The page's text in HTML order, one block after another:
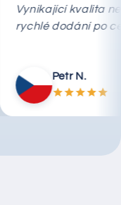
Vynikající
rychlé dodání
Petr N.